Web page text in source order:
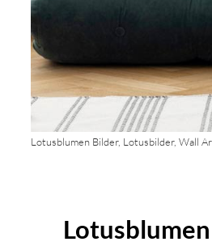
Lotusblumen Bilder, Lotusbilder, Wall